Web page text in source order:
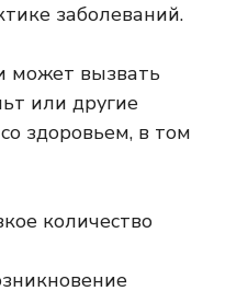
заболеваний.
может вызвать
или другие
здоровьем, в том
количество